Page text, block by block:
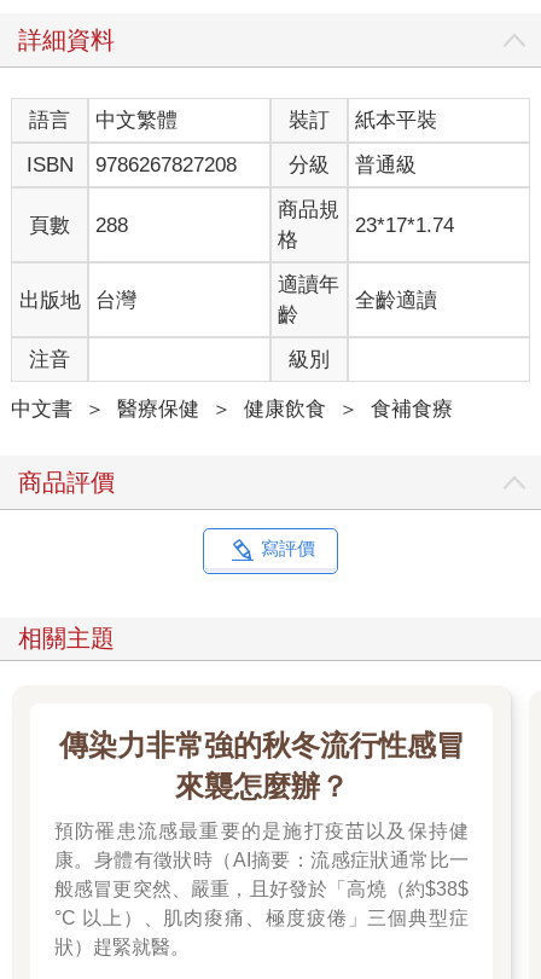
詳細資料
語言 中文繁體 裝訂
紙本平裝
ISBN
9786267827208 分級 普通級
頁數 288
商品規
格
23*17*1.74
出版地 台灣
適讀年
齡
全齡適讀
注音 級別
中文書 ＞ 醫療保健 ＞ 健康飲食 ＞ 食補食療
商品評價
寫評價
相關主題
傳染力非常強的秋冬流行性感冒
來襲怎麼辦？
預防罹患流感最重要的是施打疫苗以及保持健
康。身體有徵狀時（AI摘要：流感症狀通常比一
般感冒更突然、嚴重，且好發於「高燒（約$38$
°C 以上）、肌肉痠痛、極度疲倦」三個典型症
狀）趕緊就醫。